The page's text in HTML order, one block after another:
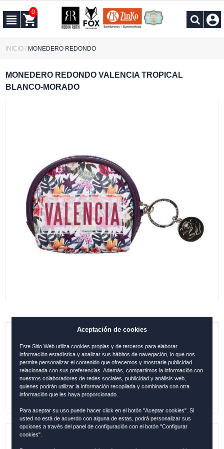
0
INICIO / MONEDERO REDONDO
MONEDERO REDONDO VALENCIA TROPICAL
BLANCO-MORADO
MONEDERO REDONDO VALENCIA
TROPICAL BLANCO-MORADO
0.00€
Aceptación de cookies
Este Sitio Web utiliza cookies propias y de terceros para elaborar
información estadística y analizar sus hábitos de navegación, lo que nos
permite personalizar el contenido que ofrecemos y mostrarle publicidad
relacionada con sus preferencias. Además, compartimos la información con
nuestros colaboradores de redes sociales, publicidad y análisis web,
quienes podrán utilizar la información recopilada y combinarla con otra
información que les haya proporcionado.
Para aceptar su uso puede hacer click en el botón "Aceptar cookies". Si
usted no está de acuerdo con alguna de estas, podrá personalizar sus
opciones a través del panel de configuración con el botón "Configurar
cookies".